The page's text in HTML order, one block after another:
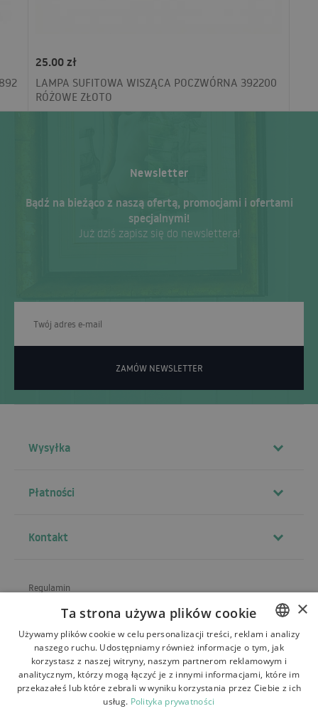
25.00 zł
LAMPA SUFITOWA WISZĄCA POCZWÓRNA 392200
RÓŻOWE ZŁOTO
Newsletter
Bądź na bieżąco z naszą ofertą, promocjami i ofertami
specjalnymi!
Już dziś zapisz się do newslettera!
ZAMÓW NEWSLETTER
Wysyłka
Płatności
Kontakt
Regulamin
Wysyłka
Zwroty i reklamacje
POLISH
BULGARIAN
×
Ta strona używa plików cookie
Używamy plików cookie w celu personalizacji treści, reklam i analizy
naszego ruchu. Udostępniamy również informacje o tym, jak
korzystasz z naszej witryny, naszym partnerom reklamowym i
analitycznym, którzy mogą łączyć je z innymi informacjami, które im
przekazałeś lub które zebrali w wyniku korzystania przez Ciebie z ich
usług. Polityka prywatności